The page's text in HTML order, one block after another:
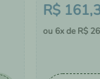
R$ 161,
6 R$ 26